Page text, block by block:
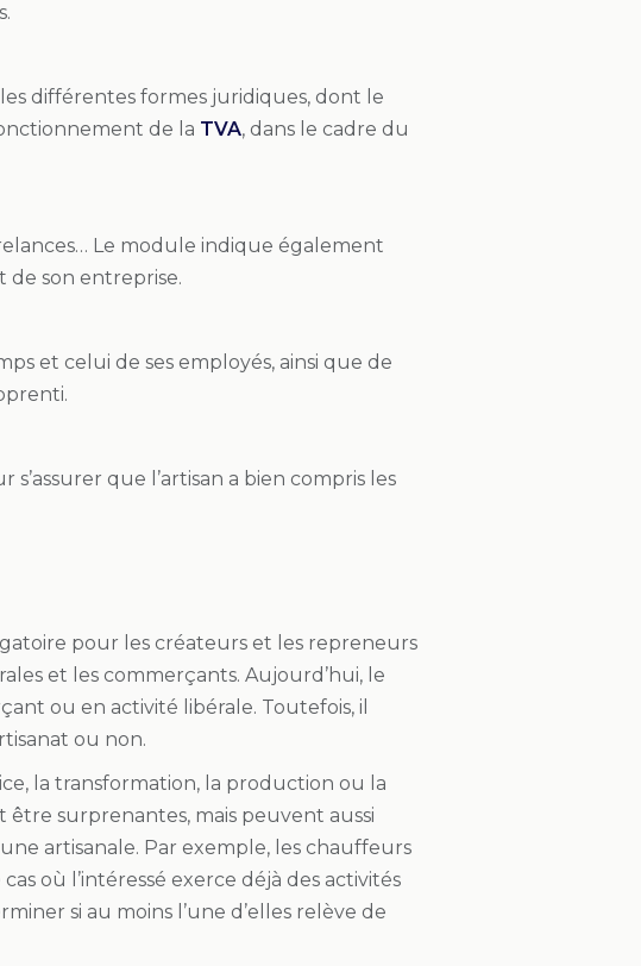
différentes formes juridiques, dont le
de la TVA, dans le cadre du
Le module indique également
son entreprise.
et celui de ses employés, ainsi que de
que l’artisan a bien compris les
pour les créateurs et les repreneurs
et les commerçants. Aujourd’hui, le
ou en activité libérale. Toutefois, il
ou non.
la transformation, la production ou la
être surprenantes, mais peuvent aussi
artisanale. Par exemple, les chauffeurs
où l’intéressé exerce déjà des activités
si au moins l’une d’elles relève de